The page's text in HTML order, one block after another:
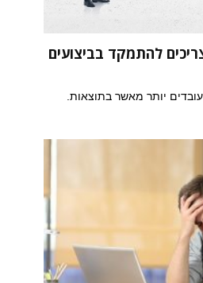
יותר מאשר בתוצאות.